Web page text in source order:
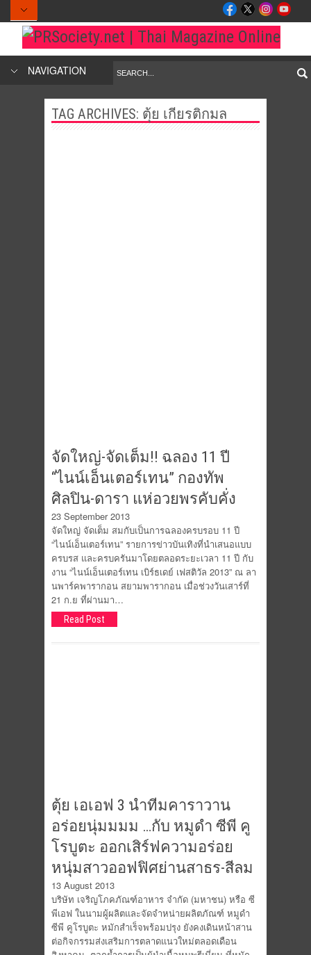
NAVIGATION
TAG ARCHIVES: ตุ้ย เกียรติกมล
จัดใหญ่-จัดเต็ม!! ฉลอง 11 ปี
“ไนน์เอ็นเตอร์เทน” กองทัพ
ศิลปิน-ดารา แห่อวยพรคับคั่ง
23 September 2013
จัดใหญ่ จัดเต็ม สมกับเป็นการฉลองครบรอบ 11 ปี
“ไนน์เอ็นเตอร์เทน” รายการข่าวบันเทิงที่นำเสนอแบบ
ครบรส และครบครันมาโดยตลอดระยะเวลา 11 ปี กับ
งาน “ไนน์เอ็นเตอร์เทน เบิร์ธเดย์ เฟสติวัล 2013” ณ ลา
นพาร์คพารากอน สยามพารากอน เมื่อช่วงวันเสาร์ที่
21 ก.ย ที่ผ่านมา…
Read Post
ตุ้ย เอเอฟ 3 นำทีมคาราวาน
อร่อยนุ่มมมม …กับ หมูดำ ซีพี คู
โรบูตะ ออกเสิร์ฟความอร่อย
หนุ่มสาวออฟฟิศย่านสาธร-สีลม
13 August 2013
บริษัท เจริญโภคภัณฑ์อาหาร จำกัด (มหาชน) หรือ ซี
พีเอฟ ในนามผู้ผลิตและจัดจำหน่ายผลิตภัณฑ์ หมูดำ
ซีพี คูโรบูตะ หมักสำเร็จพร้อมปรุง ยังคงเดินหน้าสาน
ต่อกิจกรรมส่งเสริมการตลาดแนวใหม่ตลอดเดือน